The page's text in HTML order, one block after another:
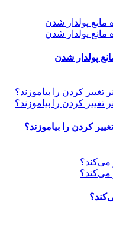
کردن را بیاموزند؟